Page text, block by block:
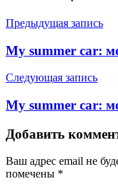
Предыдущая запись
My summer car:
Следующая запись
My summer car:
Добавить
Ваш адрес email не
помечены *